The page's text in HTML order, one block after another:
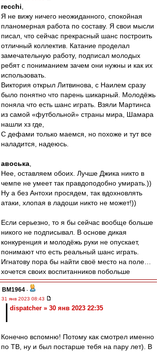
recchi
Я не вижу ничего неожиданного, спокойная
планомерная работа по составу. Я свои мысли
писал, что сейчас прекрасный шанс построить
отличный коллектив. Катание проделал
замечательную работу, подписал молодых
ребят с пониманием зачем они нужны и как их
использовать.
Виктория открыл Литвинова, с Наилем сразу
было понятно что парень шикарный. Молодёжь
поняла что есть шанс играть. Взяли Мартинса
из самой «футбольной» страны мира, Шамара
нашли хз где,
С дефами только маемся, но похоже и тут все
наладится, надеюсь.
авоська
Нее, оставляем обоих. Лучше Джика никто в
чемпе не умеет так правдоподобно умирать.))
Ну а без Антохи просядем, так вдохновлять
атаки, хлопая в ладоши никто не может!))
Если серьезно, то я бы сейчас вообще больше
никого не подписывал. В основе дикая
конкуренция и молодёжь руки не опускает,
понимают что есть реальный шанс играть.
Игнатову пора бы найти своё место на поле…
хочется своих воспитанников побольше
BM1964 -
31 янв 2023 08:43
dispatcher » 30 янв 2023 22:35
Конечно вспомню! Потому как смотрел именно
по ТВ, ну и был постарше тебя на пару лет). В